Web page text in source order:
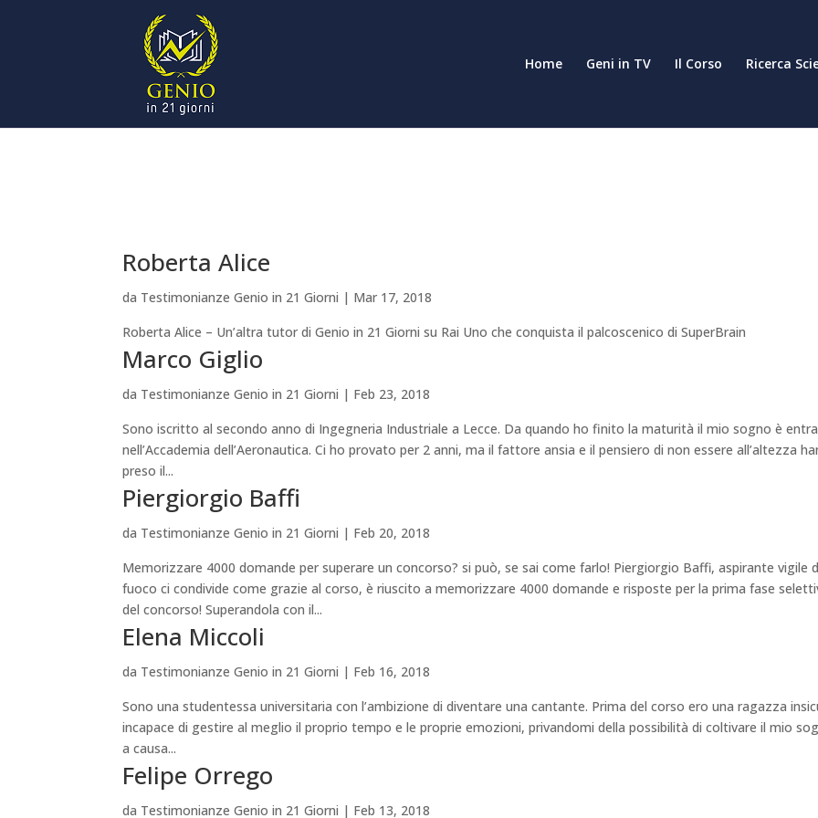
Home Geni in TV Il Corso Ricerca
Roberta Alice
da Testimonianze Genio in 21 Giorni | Mar 17, 2018
Roberta Alice – Un’altra tutor di Genio in 21 Giorni su Rai Uno che conquista il palcoscenico di SuperBrain
Marco Giglio
da Testimonianze Genio in 21 Giorni | Feb 23, 2018
Sono iscritto al secondo anno di Ingegneria Industriale a Lecce. Da quando ho finito la maturità il mio sogno è
nell’Accademia dell’Aeronautica. Ci ho provato per 2 anni, ma il fattore ansia e il pensiero di non essere all’altezza
preso il...
Piergiorgio Baffi
da Testimonianze Genio in 21 Giorni | Feb 20, 2018
Memorizzare 4000 domande per superare un concorso? si può, se sai come farlo! Piergiorgio Baffi, aspirante vigile
fuoco ci condivide come grazie al corso, è riuscito a memorizzare 4000 domande e risposte per la prima fase
del concorso! Superandola con il...
Elena Miccoli
da Testimonianze Genio in 21 Giorni | Feb 16, 2018
Sono una studentessa universitaria con l’ambizione di diventare una cantante. Prima del corso ero una ragazza
incapace di gestire al meglio il proprio tempo e le proprie emozioni, privandomi della possibilità di coltivare il mio
a causa...
Felipe Orrego
da Testimonianze Genio in 21 Giorni | Feb 13, 2018